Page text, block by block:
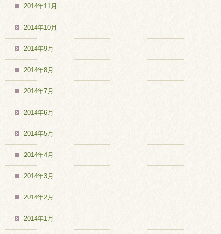
2014年11月
2014年10月
2014年9月
2014年8月
2014年7月
2014年6月
2014年5月
2014年4月
2014年3月
2014年2月
2014年1月